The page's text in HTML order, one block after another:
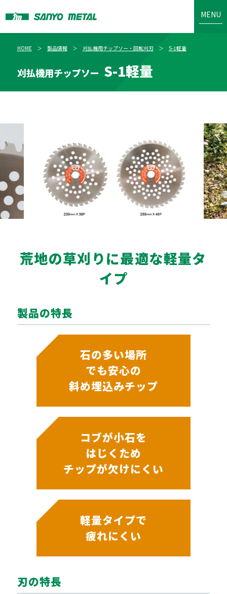
MENU
HOME 製品情報 刈払機用チップソー・回転刈刃 S-1軽量
刈払機用チップソー S-1軽量
荒地の草刈りに最適な軽量タ
イプ
製品の特長
石の多い場所
でも安心の
斜め埋込みチップ
コブが小石を
はじくため
チップが欠けにくい
軽量タイプで
疲れにくい
刃の特長